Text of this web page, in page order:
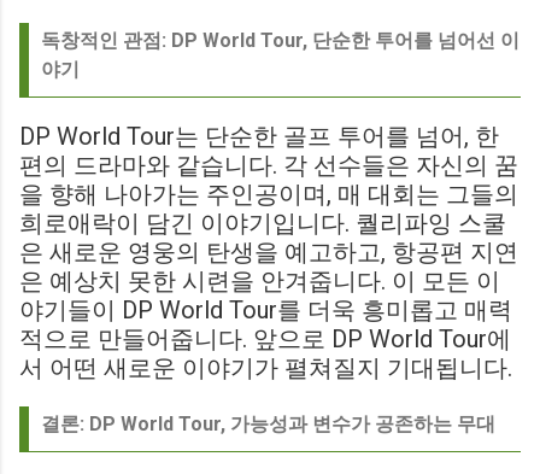
독창적인 관점: DP World Tour, 단순한 투어를 넘어선 이
야기
DP World Tour는 단순한 골프 투어를 넘어, 한
편의 드라마와 같습니다. 각 선수들은 자신의 꿈
을 향해 나아가는 주인공이며, 매 대회는 그들의
희로애락이 담긴 이야기입니다. 퀄리파잉 스쿨
은 새로운 영웅의 탄생을 예고하고, 항공편 지연
은 예상치 못한 시련을 안겨줍니다. 이 모든 이
야기들이 DP World Tour를 더욱 흥미롭고 매력
적으로 만들어줍니다. 앞으로 DP World Tour에
서 어떤 새로운 이야기가 펼쳐질지 기대됩니다.
결론: DP World Tour, 가능성과 변수가 공존하는 무대